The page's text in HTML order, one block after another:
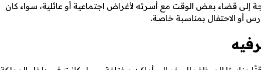
إلى قضاء بعض الوقت مع أسرته لأغراض اجتماعية أو عائلية، سواء كان
أو الاحتفال بمناسبة خاصة.